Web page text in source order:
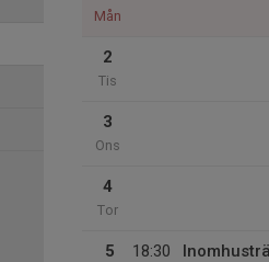
Mån
2
Tis
3
Ons
4
Tor
5
18:30